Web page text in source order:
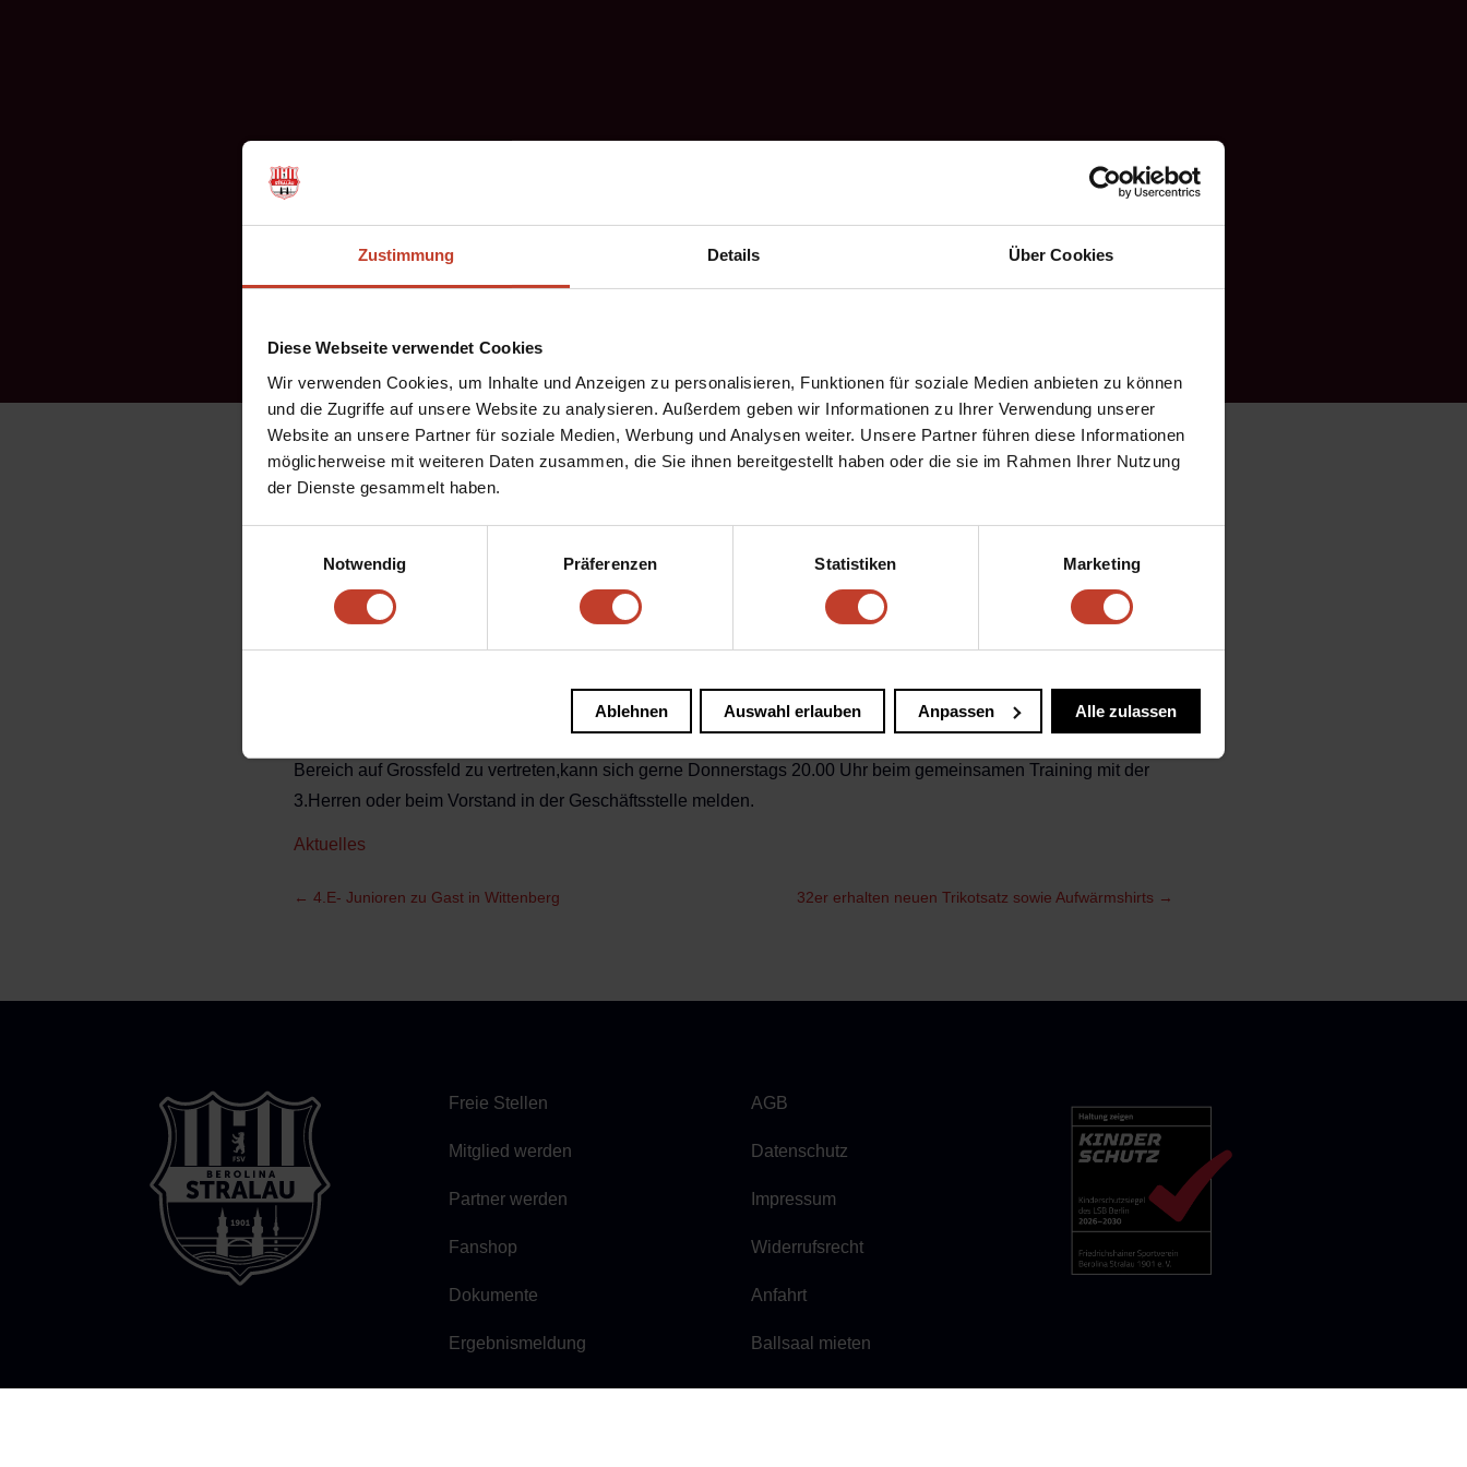
Zustimmung Details Über Cookies
Diese Webseite verwendet Cookies
Wir verwenden Cookies, um Inhalte und Anzeigen zu personalisieren, Funktionen für soziale Medien anbieten zu können
und die Zugriffe auf unsere Website zu analysieren. Außerdem geben wir Informationen zu Ihrer Verwendung unserer
Website an unsere Partner für soziale Medien, Werbung und Analysen weiter. Unsere Partner führen diese Informationen
möglicherweise mit weiteren Daten zusammen, die Sie ihnen bereitgestellt haben oder die sie im Rahmen Ihrer Nutzung
der Dienste gesammelt haben.
Notwendig
Präferenzen Statistiken Marketing
Ablehnen Auswahl erlauben Anpassen Alle zulassen
Die Mission 32er beginnt…
mit etwas Verspätung startet die neu gegründete Ü32 Grossfeld am 4.September in die neue Saison…. nach
Jahren der Abstinenz,schließt sich die Lücke zwischen Herrenbereich und 40er wieder,dank der Hartnäckigkeit
einiger Protagonisten,hierbei sei insbesondere der Trainer der 1.Herren Detlef Schneider aber auch Spieler aus
den eigenen Reihen (Dienelt,Weber,Bornemann)genannt.Trotz einiger Bedenken, stiess
man beim Vorstand auf offene Ohren und leitete gemeinsam eine neue Epoche ein.Das Team um Kapitän Lingott
sieht sich gut aufgestellt,der Kern der Mannschaft feierte über Jahre hinweg gemeinsame Erfolge und kennt sich
´hain vier Derbys vor der Brust hat sowie mit K.Oberspree und Adlershofer BC auf zwei alte Kontrahenten trift.
Sollte jemand den Ansporn-Ergeiz(und das Alter mindestens 32!) haben die rot-weissen Stralau Farben im Ü32
Bereich auf Grossfeld zu vertreten,kann sich gerne Donnerstags 20.00 Uhr beim gemeinsamen Training mit der
3.Herren oder beim Vorstand in der Geschäftsstelle melden.
Aktuelles
← 4.E- Junioren zu Gast in Wittenberg 32er erhalten neuen Trikotsatz sowie Aufwärmshirts →
Freie Stellen
Mitglied werden
Partner werden
Fanshop
Dokumente
Ergebnismeldung
AGB
Datenschutz
Impressum
Widerrufsrecht
Anfahrt
Ballsaal mieten